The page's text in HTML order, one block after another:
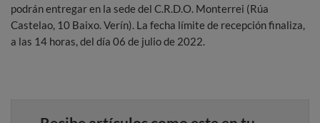
podrán entregar en la sede del C.R.D.O. Monterrei (Rúa
Castelao, 10 Baixo. Verín). La fecha límite de recepción finaliza,
a las 14 horas, del día 06 de julio de 2022.